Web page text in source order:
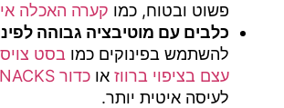
פשוט ובטוח, כמו קערה האכלה
כלבים עם מוטיבציה גבוהה
להשתמש בפינוקים כמו בסט
עצם בציפוי ברווז או כדור SNACKS
לעיסה איטית יותר.